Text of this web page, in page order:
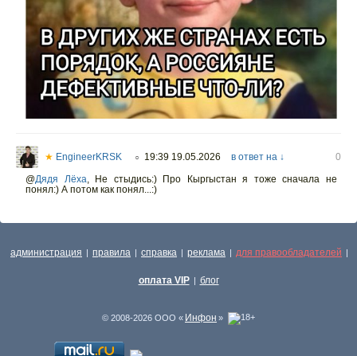
★ EngineerKRSK ○ 19:39 19.05.2026 в ответ на ↓
0
@Дядя Лёха
Не стыдись:) Про Кыргыстан я тоже сначала не
понял:) А потом как понял...:)
администрация | правила | справка | реклама | для правообладателей |
оплата VIP | блог
© 2008-2026 ООО « Инфон »